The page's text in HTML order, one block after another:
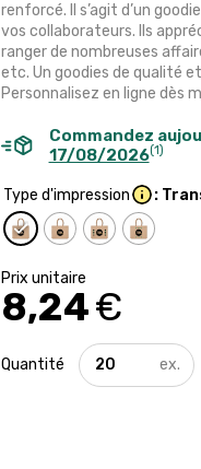
renforcé. Il s’agit d’un
vos collaborateurs. Ils
ranger de nombreuses
etc. Un goodies de qualité
Personnalisez en ligne dès
Commandez
17/08/2026(1)
Type d'impression :
8,24€
quantité
de